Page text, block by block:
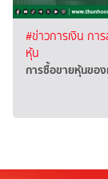
#ข่าวการเงิน กา
หุ้น
การซื้อขายหุ้นขอ